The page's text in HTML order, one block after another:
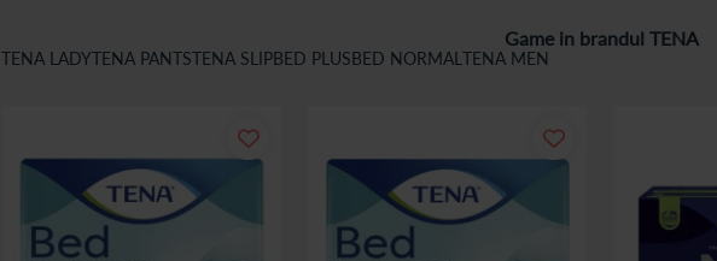
Game in brandul TENA
TENA LADYTENA PANTSTENA SLIPBED PLUSBED NORMAL TENA MEN